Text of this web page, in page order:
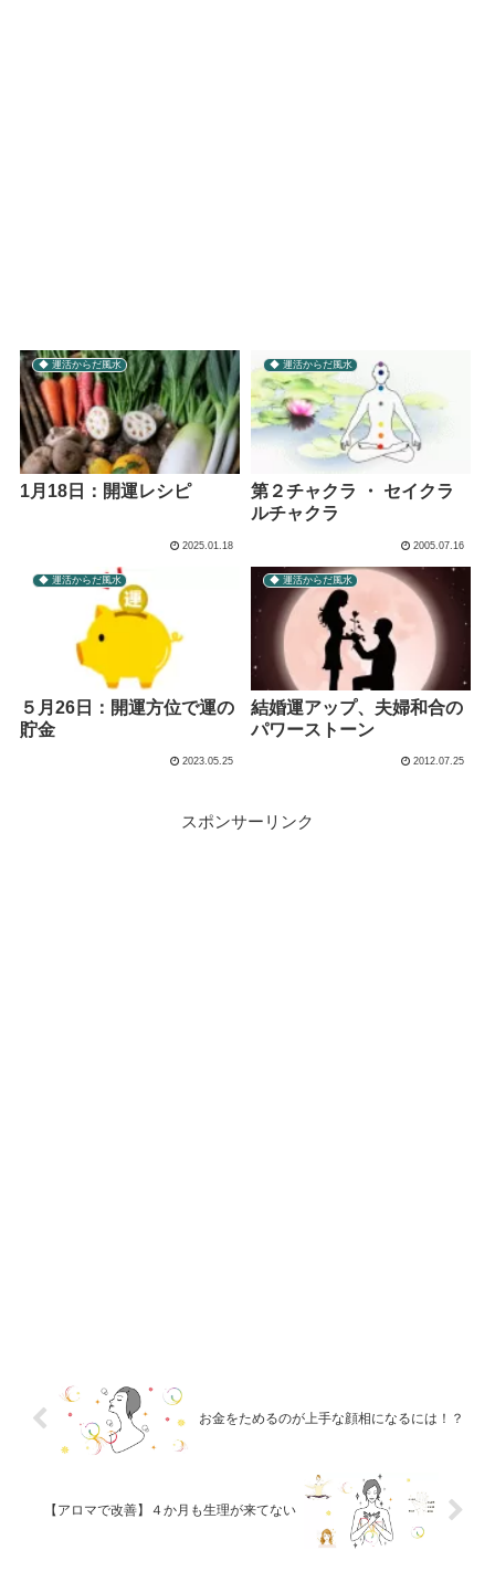
◆ 運活からだ風水
1月18日：開運レシピ
2025.01.18
◆ 運活からだ風水
第２チャクラ ・ セイクラ
ルチャクラ
2005.07.16
◆ 運活からだ風水
５月26日：開運方位で運の
貯金
2023.05.25
◆ 運活からだ風水
結婚運アップ、夫婦和合の
パワーストーン
2012.07.25
スポンサーリンク
お金をためるのが上手な顔相になるには！？
【アロマで改善】４か月も生理が来てない